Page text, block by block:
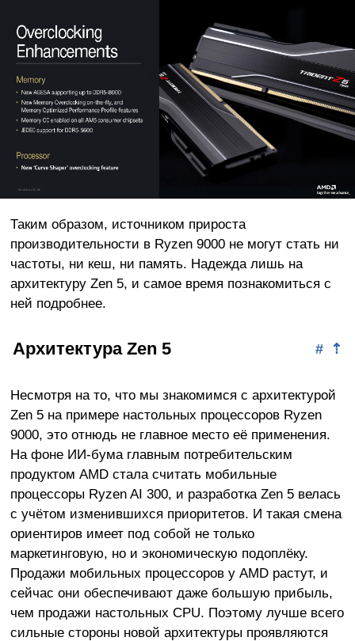
Таким образом, источником прироста
производительности в Ryzen 9000 не могут стать ни
частоты, ни кеш, ни память. Надежда лишь на
архитектуру Zen 5, и самое время познакомиться с
ней подробнее.
⇡
#
Архитектура Zen 5
Несмотря на то, что мы знакомимся с архитектурой
Zen 5 на примере настольных процессоров Ryzen
9000, это отнюдь не главное место её применения.
На фоне ИИ-бума главным потребительским
продуктом AMD стала считать мобильные
процессоры Ryzen AI 300, и разработка Zen 5 велась
с учётом изменившихся приоритетов. И такая смена
ориентиров имеет под собой не только
маркетинговую, но и экономическую подоплёку.
Продажи мобильных процессоров у AMD растут, и
сейчас они обеспечивают даже большую прибыль,
чем продажи настольных CPU. Поэтому лучше всего
сильные стороны новой архитектуры проявляются